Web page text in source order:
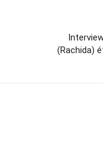
(Rachida)